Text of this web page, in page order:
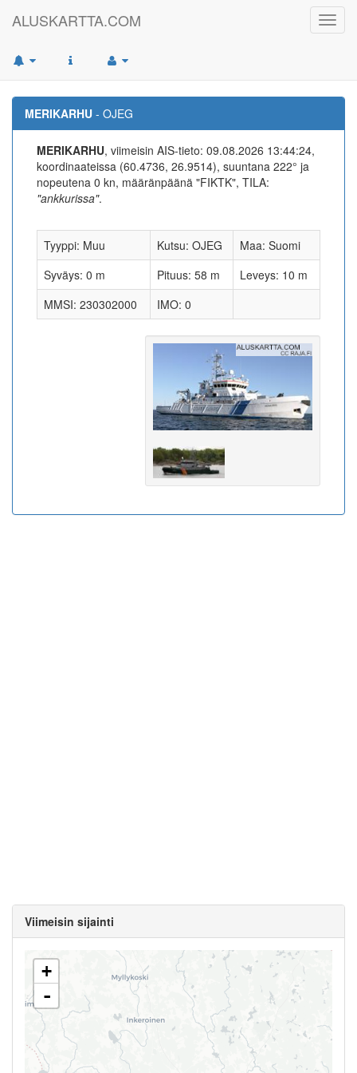
ALUSKARTTA.COM
MERIKARHU - OJEG
MERIKARHU, viimeisin AIS-tieto: 09.08.2026 13:44:24,
koordinaateissa (60.4736, 26.9514), suuntana 222° ja
nopeutena 0 kn, määränpäänä "FIKTK", TILA:
"ankkurissa".
Tyyppi: Muu Kutsu: OJEG
Maa: Suomi
Syväys: 0 m
Pituus: 58 m
Leveys: 10 m
MMSI: 230302000
IMO: 0
Viimeisin sijainti
+
-